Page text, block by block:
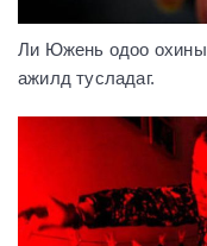
Ли Южень одоо
ажилд тусладаг.